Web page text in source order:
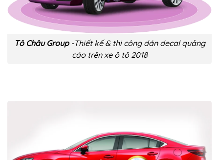
Tô Châu Group -Thiết kế & thi công dán decal quảng
cáo trên xe ô tô 2018